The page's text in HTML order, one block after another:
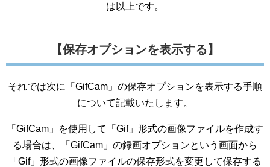
は以上です。
【保存オプションを表示する】
それでは次に「GifCam」の保存オプションを表示する手順
について記載いたします。
「GifCam」を使用して「Gif」形式の画像ファイルを作成す
る場合は、「GifCam」の録画オプションという画面から
「Gif」形式の画像ファイルの保存形式を変更して保存する